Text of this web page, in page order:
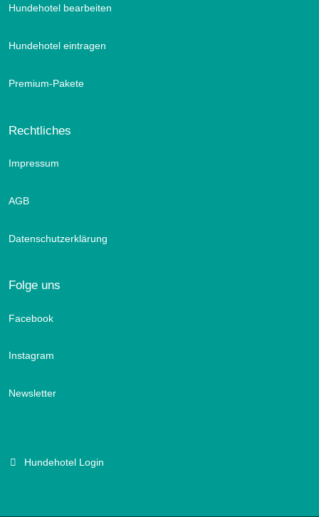
Hundehotel bearbeiten
Hundehotel eintragen
Premium-Pakete
Rechtliches
Impressum
AGB
Datenschutzerklärung
Folge uns
Facebook
Instagram
Newsletter
Hundehotel Login